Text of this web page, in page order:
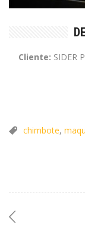
Cliente: SIDER
chimbote,